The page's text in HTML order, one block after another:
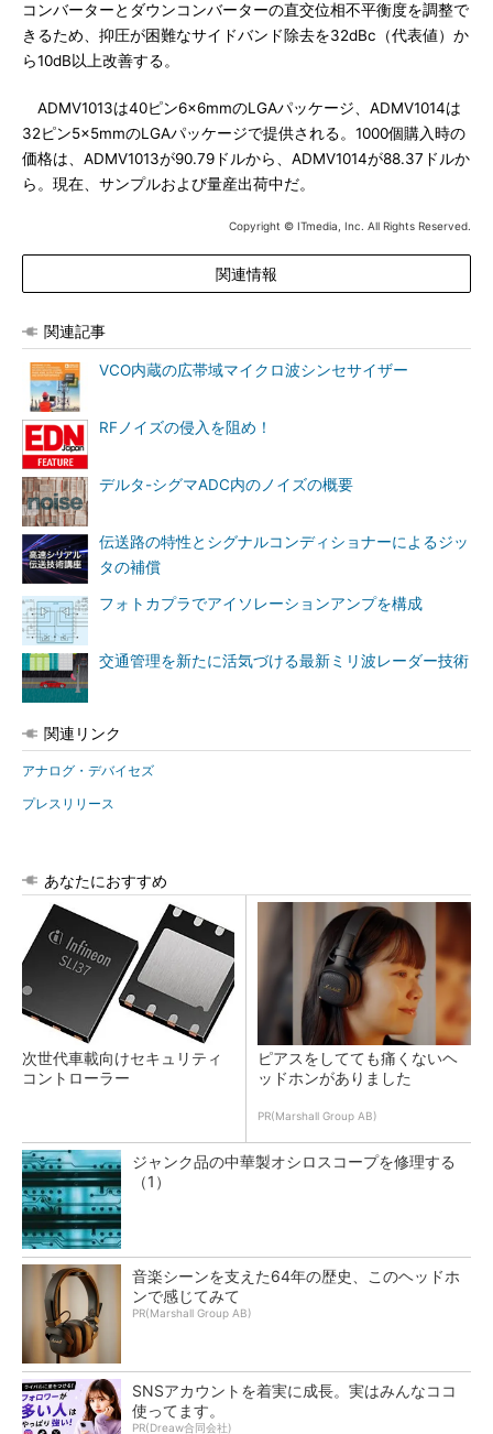
コンバーターとダウンコンバーターの直交位相不平衡度を調整で
きるため、抑圧が困難なサイドバンド除去を32dBc（代表値）か
ら10dB以上改善する。
ADMV1013は40ピン6×6mmのLGAパッケージ、ADMV1014は
32ピン5×5mmのLGAパッケージで提供される。1000個購入時の
価格は、ADMV1013が90.79ドルから、ADMV1014が88.37ドルか
ら。現在、サンプルおよび量産出荷中だ。
Copyright © ITmedia, Inc. All Rights Reserved.
関連情報
関連記事
VCO内蔵の広帯域マイクロ波シンセサイザー
RFノイズの侵入を阻め！
デルタ-シグマADC内のノイズの概要
伝送路の特性とシグナルコンディショナーによるジッ
タの補償
フォトカプラでアイソレーションアンプを構成
交通管理を新たに活気づける最新ミリ波レーダー技術
関連リンク
アナログ・デバイセズ
プレスリリース
あなたにおすすめ
次世代車載向けセキュリティ
コントローラー
ピアスをしてても痛くないヘ
ッドホンがありました
PR(Marshall Group AB)
ジャンク品の中華製オシロスコープを修理する
（1）
音楽シーンを支えた64年の歴史、このヘッドホ
ンで感じてみて
PR(Marshall Group AB)
SNSアカウントを着実に成長。実はみんなココ
使ってます。
PR(Dreaw合同会社)